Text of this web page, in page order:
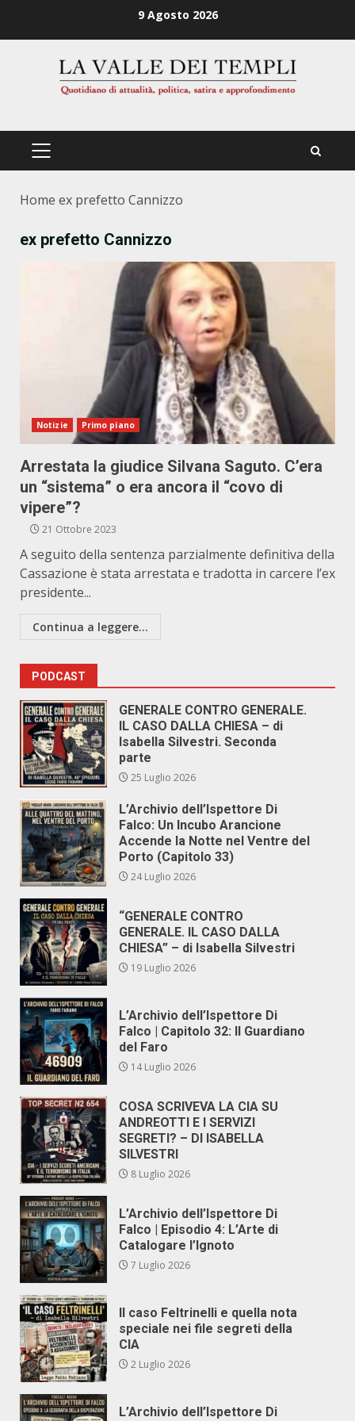
9 Agosto 2026
PRIMÄRES
Home ex prefetto Cannizzo
ex prefetto Cannizzo
Notizie Primo piano
Arrestata la giudice Silvana Saguto. C’era
un “sistema” o era ancora il “covo di
vipere”?
21 Ottobre 2023
A seguito della sentenza parzialmente definitiva della
Cassazione è stata arrestata e tradotta in carcere l’ex
presidente...
Continua a leggere...
PODCAST
GENERALE CONTRO GENERALE.
IL CASO DALLA CHIESA – di
Isabella Silvestri. Seconda
parte
25 Luglio 2026
L’Archivio dell’Ispettore Di
Falco: Un Incubo Arancione
Accende la Notte nel Ventre del
Porto (Capitolo 33)
24 Luglio 2026
“GENERALE CONTRO
GENERALE. IL CASO DALLA
CHIESA” – di Isabella Silvestri
19 Luglio 2026
L’Archivio dell’Ispettore Di
Falco | Capitolo 32: Il Guardiano
del Faro
14 Luglio 2026
COSA SCRIVEVA LA CIA SU
ANDREOTTI E I SERVIZI
SEGRETI? – DI ISABELLA
SILVESTRI
8 Luglio 2026
L’Archivio dell’Ispettore Di
Falco | Episodio 4: L’Arte di
Catalogare l’Ignoto
7 Luglio 2026
Il caso Feltrinelli e quella nota
speciale nei file segreti della
CIA
2 Luglio 2026
L’Archivio dell’Ispettore Di